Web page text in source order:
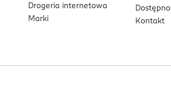
Drogeria internetowa
Marki
Kontakt